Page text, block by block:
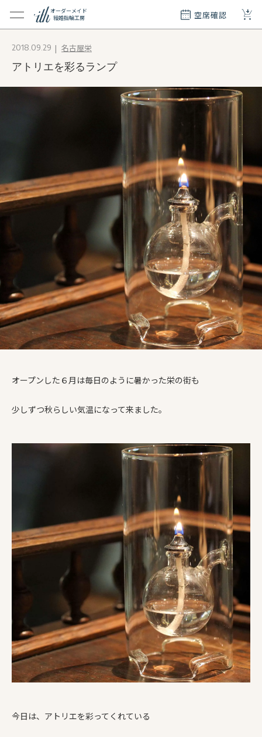
オーダーメイド
結婚指輪工房
空席確認 +
メイド
2018.09.29 名古屋栄
アトリエを彩るランプ
オープンした６月は毎日のように暑かった栄の街も
少しずつ秋らしい気温になって来ました。
今日は、アトリエを彩ってくれている